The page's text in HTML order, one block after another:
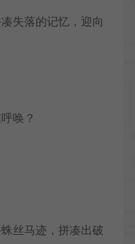
失落的记忆，迎向
唤？
丝马迹，拼凑出破